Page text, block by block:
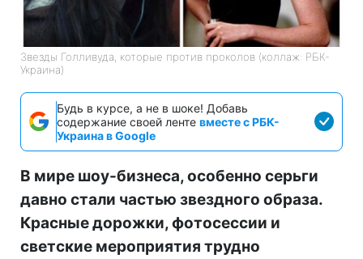
Звезды Голливуда, которые против проколов (коллаж: РБК-
Украина)
Будь в курсе, а не в шоке! Добавь
содержание своей ленте вместе с РБК-
Украина в Google
В мире шоу-бизнеса, особенно серьги
давно стали частью звездного образа.
Красные дорожки, фотосессии и
светские мероприятия трудно